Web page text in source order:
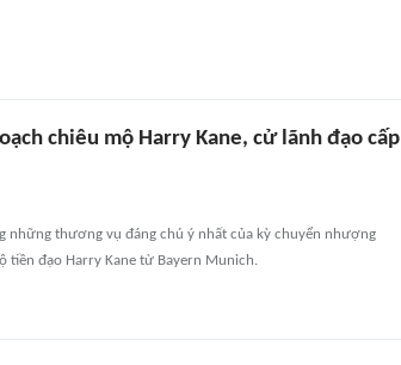
chiêu mộ Harry Kane, cử lãnh đạo cấp
những thương vụ đáng chú ý nhất của kỳ chuyển nhượng
tiền đạo Harry Kane từ Bayern Munich.